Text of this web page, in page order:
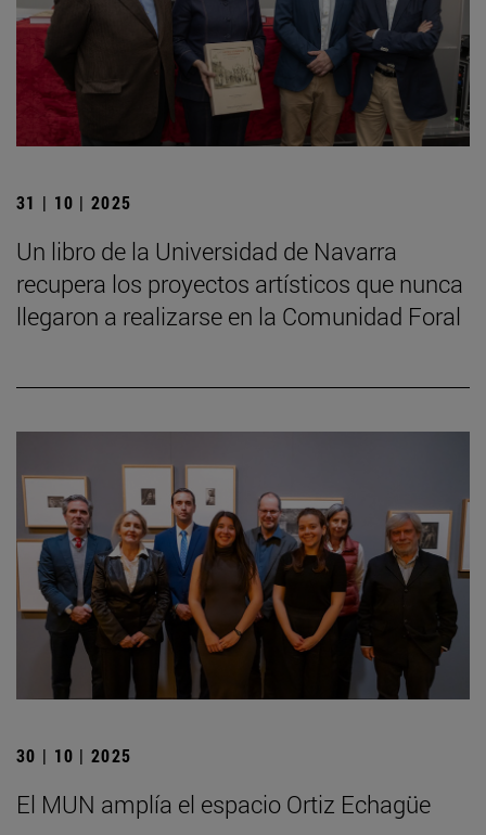
31 | 10 | 2025
Un libro de la Universidad de Navarra
recupera los proyectos artísticos que nunca
llegaron a realizarse en la Comunidad Foral
30 | 10 | 2025
El MUN amplía el espacio Ortiz Echagüe